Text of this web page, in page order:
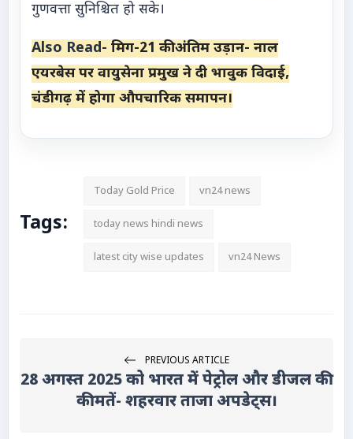
गुणवत्ता सुनिश्चित हो सके।
Also Read- मिग-21 की अंतिम उड़ान- नाल
एयरबेस पर वायुसेना प्रमुख ने दी भावुक विदाई,
चंडीगढ़ में होगा औपचारिक समापन।
Tags:
Today Gold Price vn24 news
today news hindi news
latest city wise updates vn24 News
PREVIOUS ARTICLE
28 अगस्त 2025 को भारत में पेट्रोल और डीजल की
कीमतें- शहरवार ताजा अपडेट्स।